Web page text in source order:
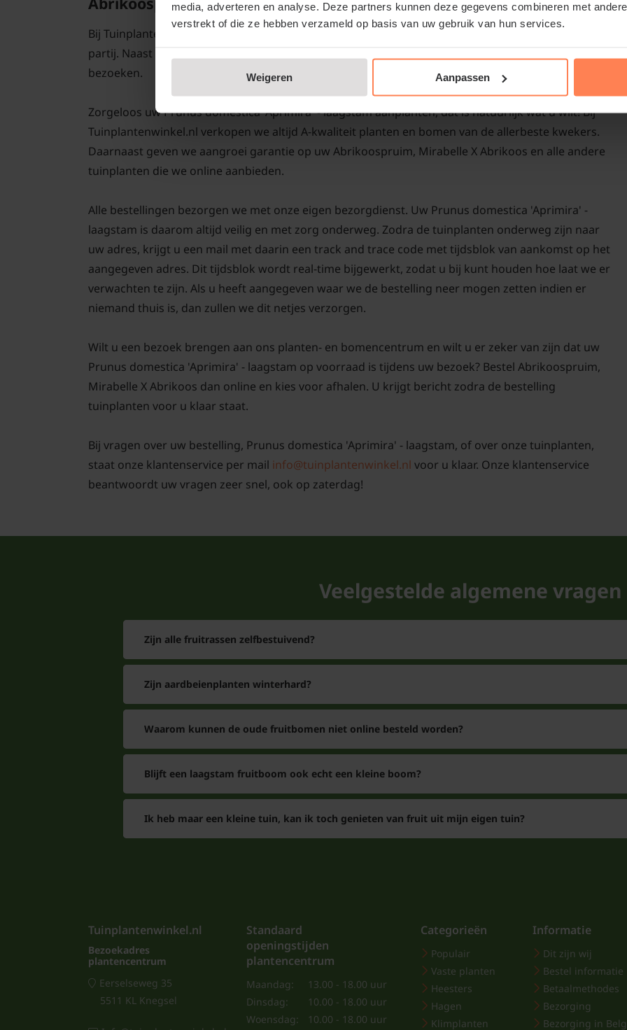
media, adverteren en analyse. Deze partners kunnen deze gegevens combineren met
verstrekt of die ze hebben verzameld op basis van uw gebruik van hun services.
Weigeren Aanpassen
kan omdat we al
herfst, winter, lente
Bij Tuinplantenwinkel.nl koopt u een Abrikoospruim, Mirabelle X Abrikoos bij een betrouwbare
partij. Naast de webshop is er ook een groot planten- en bomencentrum; u kunt ons echt
bezoeken.
Zorgeloos uw Prunus domestica 'Aprimira' - laagstam aanplanten, dat is natuurlijk wat u wilt! Bij
Tuinplantenwinkel.nl verkopen we altijd A-kwaliteit planten en bomen van de allerbeste kwekers.
Daarnaast geven we aangroei garantie op uw Abrikoospruim, Mirabelle X Abrikoos en alle andere
tuinplanten die we online aanbieden.
Alle bestellingen bezorgen we met onze eigen bezorgdienst. Uw Prunus domestica 'Aprimira' -
laagstam is daarom altijd veilig en met zorg onderweg. Zodra de tuinplanten onderweg zijn naar
uw adres, krijgt u een mail met daarin een track and trace code met tijdsblok van aankomst op het
aangegeven adres. Dit tijdsblok wordt real-time bijgewerkt, zodat u bij kunt houden hoe laat we er
verwachten te zijn. Als u heeft aangegeven waar we de bestelling neer mogen zetten indien er
niemand thuis is, dan zullen we dit netjes verzorgen.
Wilt u een bezoek brengen aan ons planten- en bomencentrum en wilt u er zeker van zijn dat uw
Prunus domestica 'Aprimira' - laagstam op voorraad is tijdens uw bezoek? Bestel Abrikoospruim,
Mirabelle X Abrikoos dan online en kies voor afhalen. U krijgt bericht zodra de bestelling
tuinplanten voor u klaar staat.
Bij vragen over uw bestelling, Prunus domestica 'Aprimira' - laagstam, of over onze tuinplanten,
staat onze klantenservice per mail info@tuinplantenwinkel.nl voor u klaar. Onze klantenservice
beantwoordt uw vragen zeer snel, ook op zaterdag!
Veelgestelde algemene vragen
Zijn alle fruitrassen zelfbestuivend?
Zijn aardbeienplanten winterhard?
Waarom kunnen de oude fruitbomen niet online besteld worden?
Blijft een laagstam fruitboom ook echt een kleine boom?
Ik heb maar een kleine tuin, kan ik toch genieten van fruit uit mijn eigen tuin?
Tuinplantenwinkel.nl
Bezoekadres
plantencentrum
Eerselseweg 35
5511 KL Knegsel
Standaard
openingstijden
plantencentrum
Maandag:
13.00 - 18.00 uur
Dinsdag:
10.00 - 18.00 uur
Woensdag:
10.00 - 18.00 uur
Categorieën
Populair
Vaste planten
Heesters
Hagen
Klimplanten
Informatie
Dit zijn wij
Bestel informatie
Betaalmethodes
Bezorging
Bezorging in